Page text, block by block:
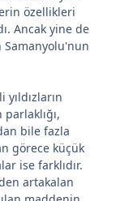
özellikleri
Ancak yine de
Samanyolu'nun
bile fazla
görece küçük
ise farklıdır.
artakalan